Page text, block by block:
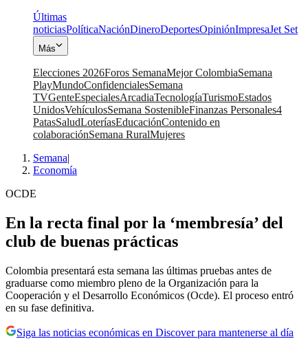
Últimas
noticiasPolíticaNaciónDineroDeportesOpiniónImpresaJet Set
Más
Elecciones 2026Foros SemanaMejor ColombiaSemana
PlayMundoConfidencialesSemana
TVGenteEspecialesArcadiaTecnologíaTurismoEstados
UnidosVehículosSemana SostenibleFinanzas Personales4
PatasSaludLoteríasEducaciónContenido en
colaboraciónSemana RuralMujeres
Semana|
Economía
OCDE
En la recta final por la ‘membresía’ del
club de buenas prácticas
Colombia presentará esta semana las últimas pruebas antes de
graduarse como miembro pleno de la Organización para la
Cooperación y el Desarrollo Económicos (Ocde). El proceso entró
en su fase definitiva.
Siga las noticias económicas en Discover para mantenerse al día